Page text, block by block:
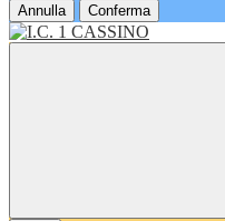
Annulla Conferma